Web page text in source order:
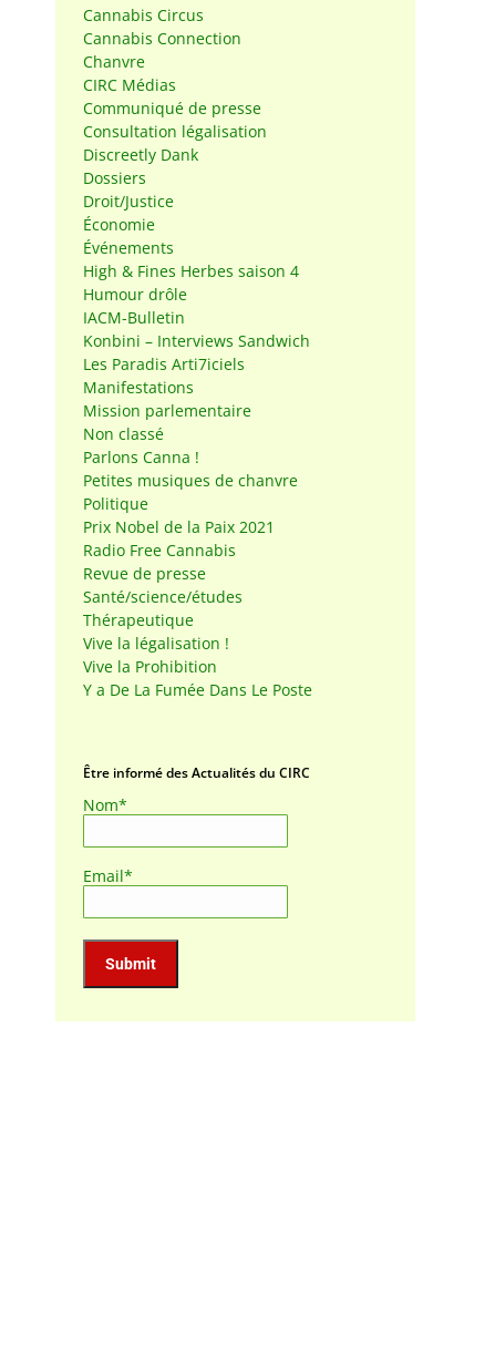
Cannabis Circus
Cannabis Connection
Chanvre
CIRC Médias
Communiqué de presse
Consultation légalisation
Discreetly Dank
Dossiers
Droit/Justice
Économie
Événements
High & Fines Herbes saison 4
Humour drôle
IACM-Bulletin
Konbini – Interviews Sandwich
Les Paradis Arti7iciels
Manifestations
Mission parlementaire
Non classé
Parlons Canna !
Petites musiques de chanvre
Politique
Prix Nobel de la Paix 2021
Radio Free Cannabis
Revue de presse
Santé/science/études
Thérapeutique
Vive la légalisation !
Vive la Prohibition
Y a De La Fumée Dans Le Poste
Être informé des Actualités du CIRC
Nom*
Email*